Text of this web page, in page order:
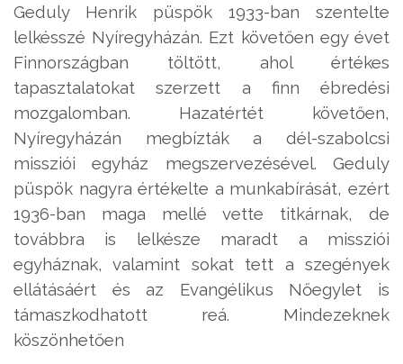
Geduly Henrik püspök 1933-ban szentelte
lelkésszé Nyíregyházán. Ezt követően egy évet
Finnországban töltött, ahol értékes
tapasztalatokat szerzett a finn ébredési
mozgalomban. Hazatértét követően,
Nyíregyházán megbízták a dél-szabolcsi
missziói egyház megszervezésével. Geduly
püspök nagyra értékelte a munkabírását, ezért
1936-ban maga mellé vette titkárnak, de
továbbra is lelkésze maradt a missziói
egyháznak, valamint sokat tett a szegények
ellátásáért és az Evangélikus Nőegylet is
támaszkodhatott reá. Mindezeknek
köszönhetően